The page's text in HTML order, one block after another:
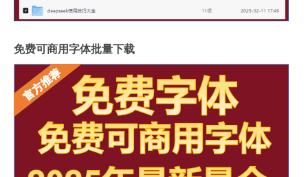
免费可商用字体批量下载